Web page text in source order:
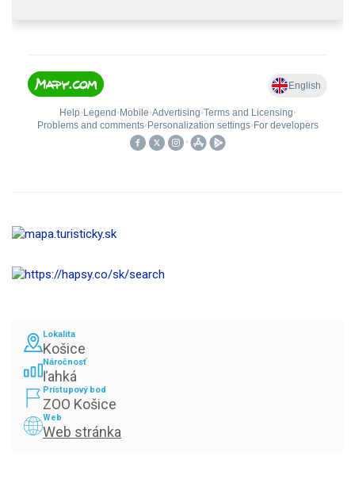
Lokalita
Košice
Náročnosť
ľahká
Prístupový bod
ZOO Košice
Web
Web stránka